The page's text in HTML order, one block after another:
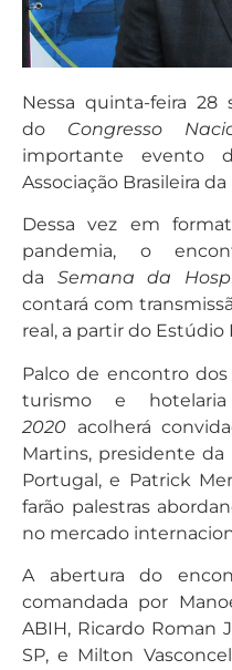
Nessa quinta-feira 28
do Congresso
importante evento
Associação Brasileira
Dessa vez em
pandemia, o
da Semana da
contará com
real, a partir do Estúdio
Palco de encontro
turismo e
2020 acolherá
Martins, presidente da
Portugal, e Patrick
farão palestras
no mercado
A abertura do
comandada por
ABIH, Ricardo Roman
SP, e Milton